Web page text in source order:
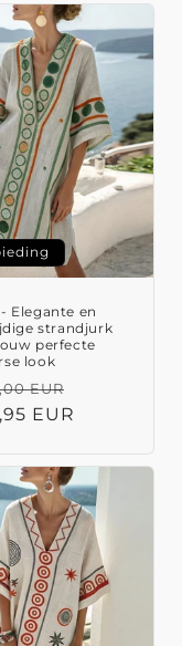
Elegante en
strandjurk
perfecte
look
EUR
EUR